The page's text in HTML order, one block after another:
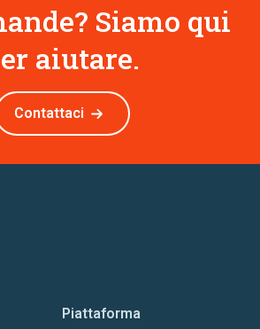
Siamo qui
aiutare.
Contattaci
Piattaforma